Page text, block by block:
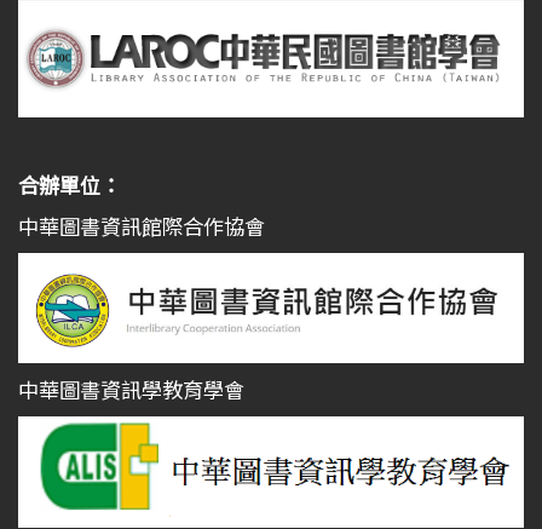
合辦單位：
中華圖書資訊館際合作協會
中華圖書資訊學教育學會